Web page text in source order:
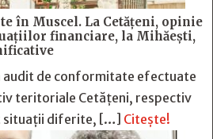
în Muscel. La Cetăţeni, opinie
financiare, la Mihăeşti,
audit de conformitate efectuate
teritoriale Cetățeni, respectiv
situații diferite, […] Citește!